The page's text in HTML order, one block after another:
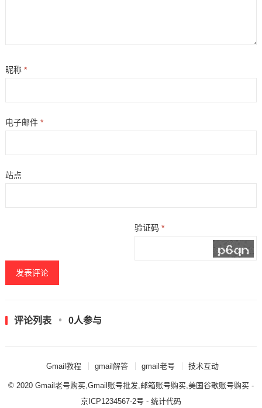
昵称 *
电子邮件 *
站点
验证码*
评论列表 0人参与
Gmail教程 gmail解答 gmail老号 技术互动
© 2020 Gmail老号购买,Gmail账号批发,邮箱账号购买,美国谷歌账号购买-
京ICP1234567-2号 - 统计代码